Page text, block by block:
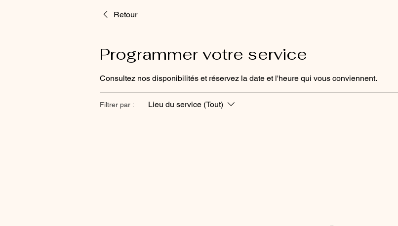
Retour
Programmer votre service
Consultez nos disponibilités et réservez la date et l'heure qui vous conviennent.
Filtrer par : Lieu du service (Tout)